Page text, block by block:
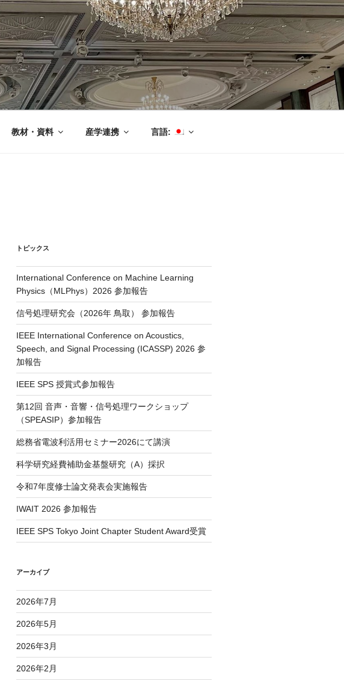
教材・資料 産学連携 言語:
トピックス
International Conference on Machine Learning
Physics（MLPhys）2026 参加報告
信号処理研究会（2026年 鳥取） 参加報告
IEEE International Conference on Acoustics,
Speech, and Signal Processing (ICASSP) 2026 参
加報告
IEEE SPS 授賞式参加報告
第12回 音声・音響・信号処理ワークショップ
（SPEASIP）参加報告
総務省電波利活用セミナー2026にて講演
科学研究経費補助金基盤研究（A）採択
令和7年度修士論文発表会実施報告
IWAIT 2026 参加報告
IEEE SPS Tokyo Joint Chapter Student Award受賞
アーカイブ
2026年7月
2026年5月
2026年3月
2026年2月